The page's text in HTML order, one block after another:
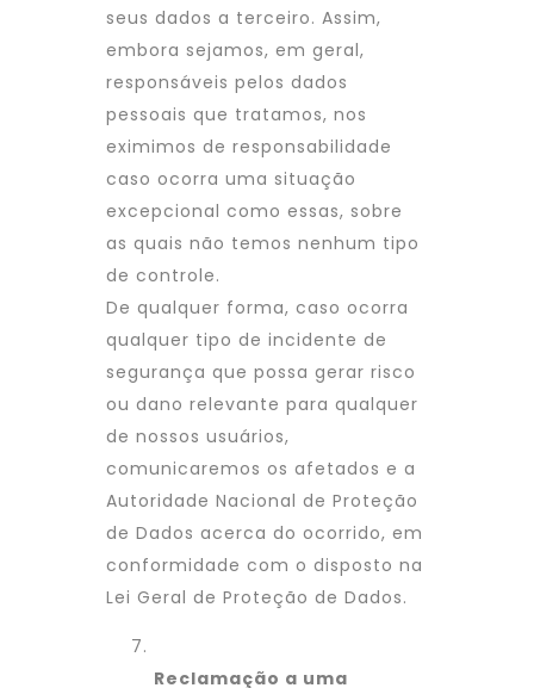
seus dados a terceiro. Assim,
embora sejamos, em geral,
responsáveis pelos dados
pessoais que tratamos, nos
eximimos de responsabilidade
caso ocorra uma situação
excepcional como essas, sobre
as quais não temos nenhum tipo
de controle.
De qualquer forma, caso ocorra
qualquer tipo de incidente de
segurança que possa gerar risco
ou dano relevante para qualquer
de nossos usuários,
comunicaremos os afetados e a
Autoridade Nacional de Proteção
de Dados acerca do ocorrido, em
conformidade com o disposto na
Lei Geral de Proteção de Dados.
Reclamação a uma